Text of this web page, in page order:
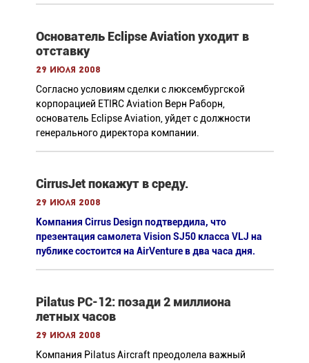
Основатель Eclipse Aviation уходит в
отставку
29 июля 2008
Согласно условиям сделки с люксембургской
корпорацией ETIRC Aviation Верн Раборн,
основатель Eclipse Aviation, уйдет с должности
генерального директора компании.
CirrusJet покажут в среду.
29 июля 2008
Компания Cirrus Design подтвердила, что
презентация самолета Vision SJ50 класса VLJ на
публике состоится на AirVenture в два часа дня.
Pilatus PC-12: позади 2 миллиона
летных часов
29 июля 2008
Компания Pilatus Aircraft преодолела важный